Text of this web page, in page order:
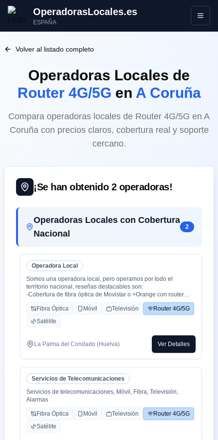
OperadorasLocales.es
ESPAÑA Abrir
Volver al listado completo
Operadoras Locales de
Router 4G/5G en A Coruña
Compara operadoras locales de Router 4G/5G en A
Coruña con precios claros, cobertura real y soporte
cercano.
¡Se han obtenido 2operadoras!
Operadoras Locales con Cobertura
Nacional
2
Operadora Local
Somos una operadora local, pero operamos por todo el
territorio nacional, reseñas destacables son:
-Cobertura de fibra óptica de Movistar o +Orange con router
-Cobertura movil con triple cobertura Orange, Yoigo y Movistar
-TV con todo el deporte o con toda la plataformas de cine y
series como Netflix, HBO, Amazon Prime, Apple TV, Disney+
-También somos colaboradores con alarmas de la marca ADT
con la mayor red de alarma de Europa.
cliente es humana y rapidez en solución de problemas que es
lo que está falta la sociedad.
Fibra Óptica Móvil Televisión
Router 4G/5G
Satélite
La Palma del Condado (Huelva) Ver Detalles
Servicios de Telecomunicaciones
Servicios de telecomunicaciones, Móvil, Fibra, Televisión,
Alarmas
Fibra Óptica Móvil Televisión
Router 4G/5G
Satélite